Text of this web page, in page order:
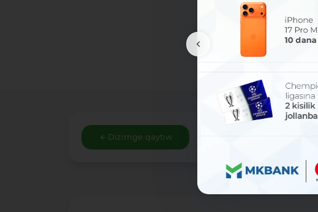
Dizimge qaytıw